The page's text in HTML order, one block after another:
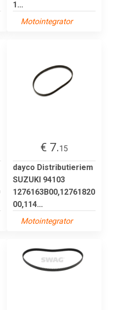
1...
Motointegrator
€ 7.15
dayco Distributieriem
SUZUKI 94103
1276163B00,12761820
00,114...
Motointegrator